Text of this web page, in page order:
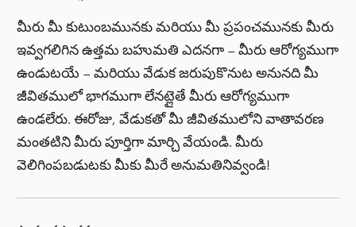
మీరు మీ కుటుంబమునకు మరియు మీ ప్రపంచమునకు మీరు
ఇవ్వగలిగిన ఉత్తమ బహుమతి ఎదనగా – మీరు ఆరోగ్యముగా
ఉండుటయే – మరియు వేడుక జరుపుకొనుట అనునది మీ
జీవితములో భాగముగా లేనట్లైతే మీరు ఆరోగ్యముగా
ఉండలేరు. ఈరోజు, వేడుకతో మీ జీవితములోని వాతావరణ
మంతటిని మీరు పూర్తిగా మార్చి వేయండి. మీరు
వెలిగింపబడుటకు మీకు మీరే అనుమతినివ్వండి!